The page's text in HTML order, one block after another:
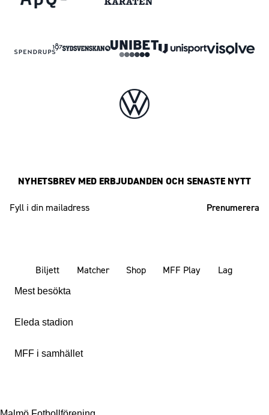
NYHETSBREV MED ERBJUDANDEN OCH SENASTE NYTT
Biljett Matcher Shop MFF Play Lag
Mest besökta
Eleda stadion
MFF i samhället